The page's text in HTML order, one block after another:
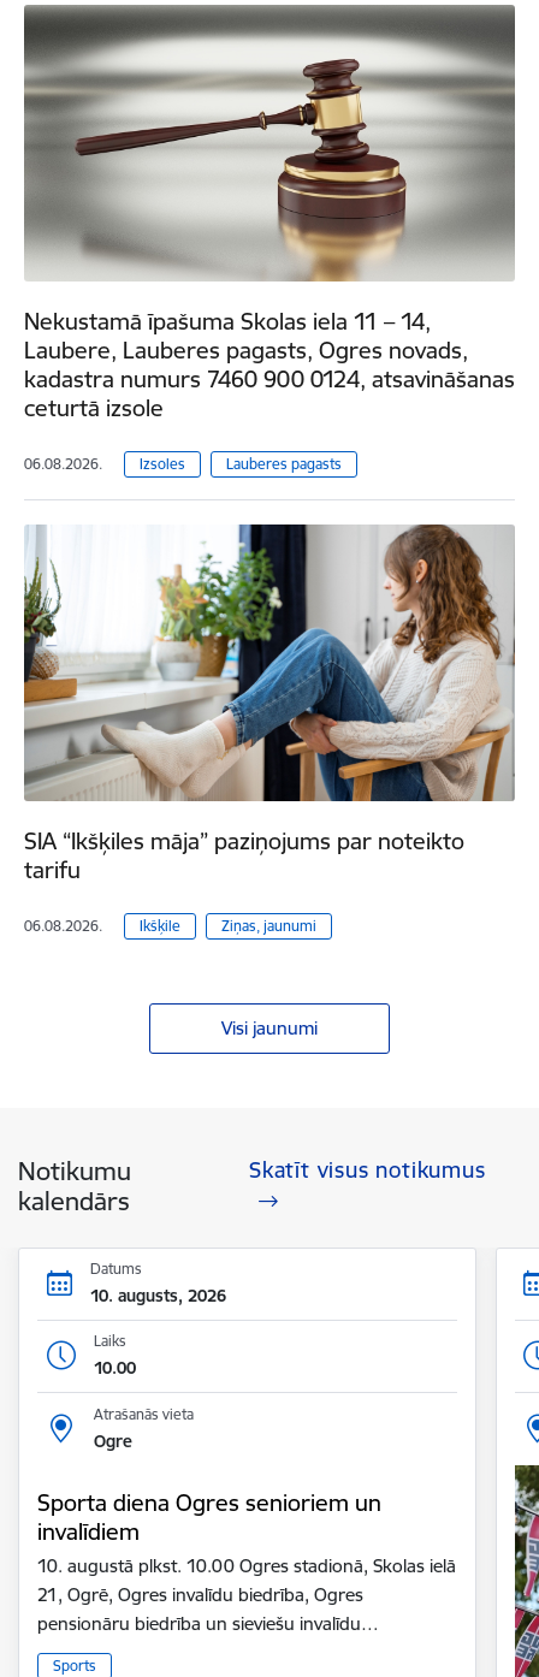
Nekustamā īpašuma Skolas iela 11 – 14,
Laubere, Lauberes pagasts, Ogres novads,
kadastra numurs 7460 900 0124, atsavināšanas
ceturtā izsole
06.08.2026. Izsoles Lauberes pagasts
SIA “Ikšķiles māja” paziņojums par noteikto
tarifu
06.08.2026. Ikšķile Ziņas, jaunumi
Visi jaunumi
Notikumu
kalendārs
Skatīt visus notikumus
Datums
10. augusts, 2026
Laiks
10.00
Atrašanās vieta
Ogre
Sporta diena Ogres senioriem un
invalīdiem
10. augustā plkst. 10.00 Ogres stadionā, Skolas ielā
21, Ogrē, Ogres invalīdu biedrība, Ogres
pensionāru biedrība un sieviešu invalīdu…
Sports